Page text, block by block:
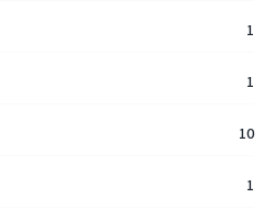
1
1
10
1